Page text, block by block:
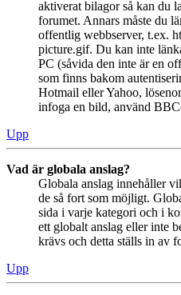
aktiverat bilagor så kan du
forumet. Annars måste du
offentlig webbserver, t.ex.
picture.gif. Du kan inte
PC (såvida den inte är en
som finns bakom
Hotmail eller Yahoo,
infoga en bild, använd
Upp
Vad är globala anslag?
Globala anslag innehåller
de så fort som möjligt.
sida i varje kategori och i
ett globalt anslag eller inte
krävs och detta ställs in av
Upp